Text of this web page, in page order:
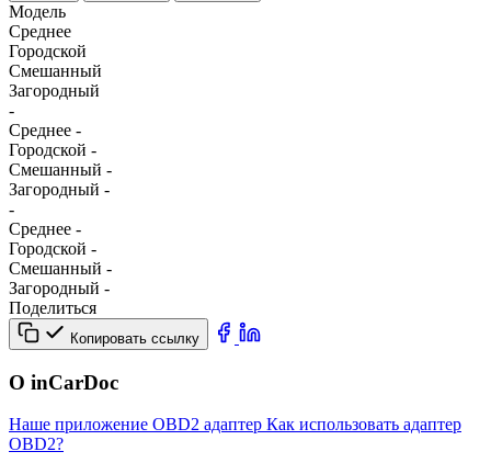
Модель
Среднее
Городской
Смешанный
Загородный
-
Среднее -
Городской -
Смешанный -
Загородный -
-
Среднее -
Городской -
Смешанный -
Загородный -
Поделиться
Копировать ссылку
О inCarDoc
Наше приложение OBD2 адаптер Как использовать адаптер
OBD2?